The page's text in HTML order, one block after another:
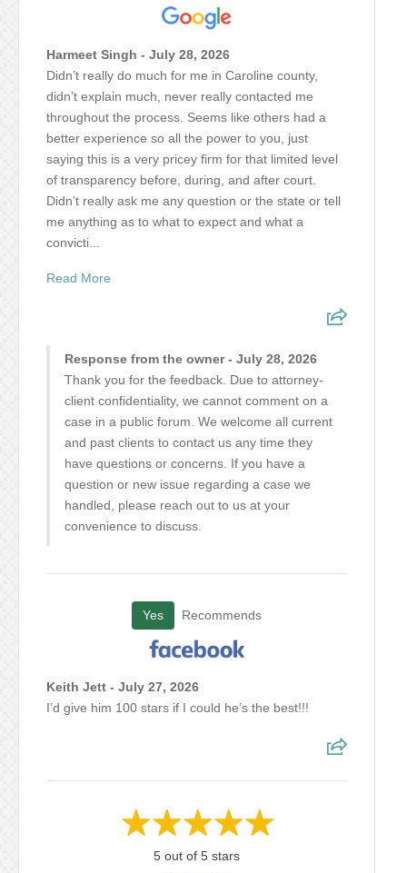
Harmeet Singh - July 28, 2026
Didn’t really do much for me in Caroline county,
didn’t explain much, never really contacted me
throughout the process. Seems like others had a
better experience so all the power to you, just
saying this is a very pricey firm for that limited level
of transparency before, during, and after court.
Didn’t really ask me any question or the state or tell
me anything as to what to expect and what a
convicti...
Read More
Response from the owner - July 28, 2026
Thank you for the feedback. Due to attorney-
client confidentiality, we cannot comment on a
case in a public forum. We welcome all current
and past clients to contact us any time they
have questions or concerns. If you have a
question or new issue regarding a case we
handled, please reach out to us at your
convenience to discuss.
Yes Recommends
Keith Jett - July 27, 2026
I’d give him 100 stars if I could he’s the best!!!
5 out of 5 stars